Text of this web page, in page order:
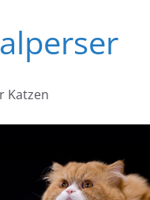
Katzen